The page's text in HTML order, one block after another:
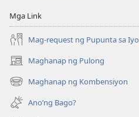
Mga Link
Mag-request ng Pupunta sa Iyo
Maghanap ng Pulong
(may
bubukas
na
bagong
window)
Maghanap ng Kombensiyon
(may
bubukas
na
Ano’ng Bago?